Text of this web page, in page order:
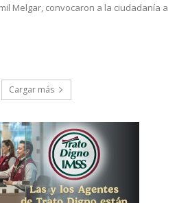
Melgar, convocaron a la ciudadanía a
Cargar más